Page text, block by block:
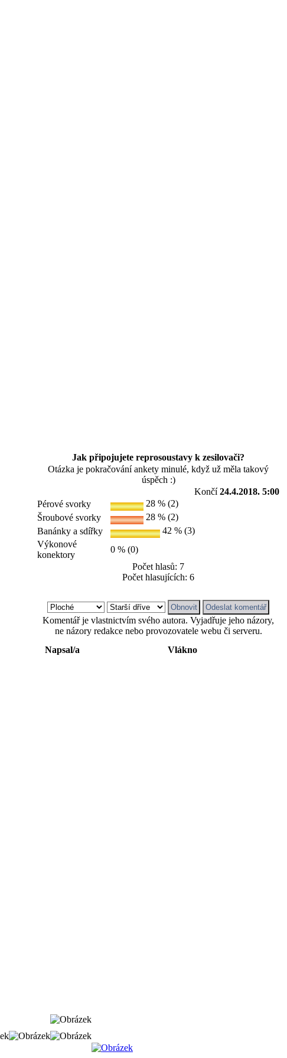
Jak připojujete reprosoustavy k zesilovači?
Otázka je pokračování ankety minulé, když už měla takový
úspěch :)
Končí24.4.2018. 5:00
Pérové svorky
28 % (2)
Šroubové svorky
28 % (2)
Banánky a sdířky
42 % (3)
Výkonové
konektory
0 % (0)
Počet hlasů: 7
Počet hlasujících: 6
Komentář je vlastnictvím svého autora. Vyjadřuje jeho názory,
ne názory redakce nebo provozovatele webu či serveru.
Napsal/a
Vlákno